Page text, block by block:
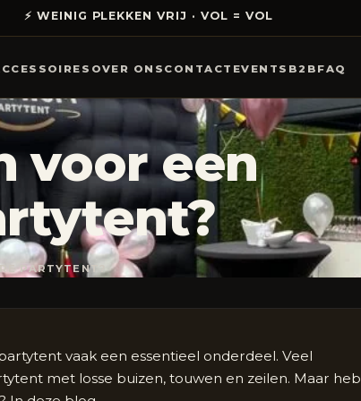
⚡ WEINIG PLEKKEN VRIJ · VOL = VOL
OVER ONS CONTACT EVENTS B2B FAQ
voor een
PARTYTENT?
vaak een essentieel onderdeel. Veel
met losse buizen, touwen en zeilen. Maar heb